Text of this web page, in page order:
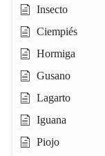
Insecto
Ciempiés
Hormiga
Gusano
Lagarto
Iguana
Piojo